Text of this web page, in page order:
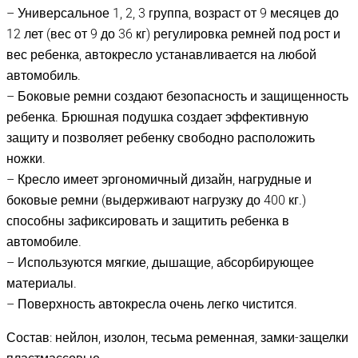
– Универсальное 1, 2, 3 группа, возраст от 9 месяцев до
12 лет (вес от 9 до 36 кг) регулировка ремней под рост и
вес ребенка, автокресло устанавливается на любой
автомобиль.
– Боковые ремни создают безопасность и защищенность
ребенка. Брюшная подушка создает эффективную
защиту и позволяет ребенку свободно расположить
ножки.
– Кресло имеет эргономичный дизайн, нагрудные и
боковые ремни (выдерживают нагрузку до 400 кг.)
способны зафиксировать и защитить ребенка в
автомобиле.
– Используются мягкие, дышащие, абсорбирующее
материалы.
– Поверхность автокресла очень легко чистится.
Состав: нейлон, изолон, тесьма ременная, замки-защелки